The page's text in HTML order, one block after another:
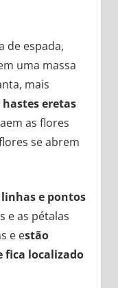
de espada,
uma massa
mais
hastes eretas
as flores
se abrem
e pontos
e as pétalas
e estão
fica localizado